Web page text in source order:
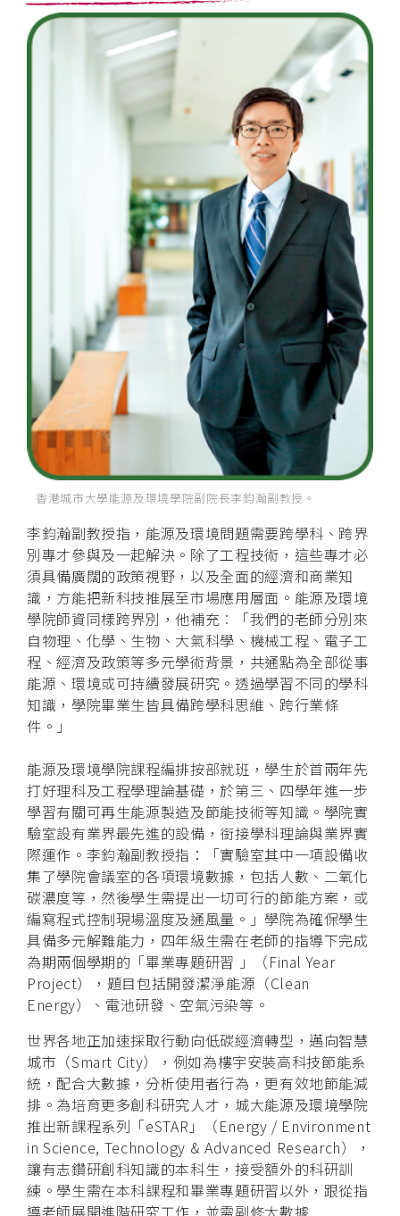
香港城市大學能源及環境學院副院長李鈞瀚副教授。
李鈞瀚副教授指，能源及環境問題需要跨學科、跨界
別專才參與及一起解決。除了工程技術，這些專才必
須具備廣闊的政策視野，以及全面的經濟和商業知
識，方能把新科技推展至市場應用層面。能源及環境
學院師資同樣跨界別，他補充︰「我們的老師分別來
自物理、化學、生物、大氣科學、機械工程、電子工
程、經濟及政策等多元學術背景，共通點為全部從事
能源、環境或可持續發展研究。透過學習不同的學科
知識，學院畢業生皆具備跨學科思維、跨行業條
件。」
能源及環境學院課程編排按部就班，學生於首兩年先
打好理科及工程學理論基礎，於第三、四學年進一步
學習有關可再生能源製造及節能技術等知識。學院實
驗室設有業界最先進的設備，銜接學科理論與業界實
際運作。李鈞瀚副教授指：「實驗室其中一項設備收
集了學院會議室的各項環境數據，包括人數、二氧化
碳濃度等，然後學生需提出一切可行的節能方案，或
編寫程式控制現場溫度及通風量。」學院為確保學生
具備多元解難能力，四年級生需在老師的指導下完成
為期兩個學期的「畢業專題研習 」（Final Year
Project），題目包括開發潔淨能源（Clean
Energy）、電池研發、空氣污染等。
世界各地正加速採取行動向低碳經濟轉型，邁向智慧
城市（Smart City），例如為樓宇安裝高科技節能系
統，配合大數據，分析使用者行為，更有效地節能減
排。為培育更多創科研究人才，城大能源及環境學院
推出新課程系列「eSTAR」（Energy / Environment
in Science, Technology & Advanced Research），
讓有志鑽研創科知識的本科生，接受額外的科研訓
練。學生需在本科課程和畢業專題研習以外，跟從指
導老師展開進階研究工作，並需副修大數據